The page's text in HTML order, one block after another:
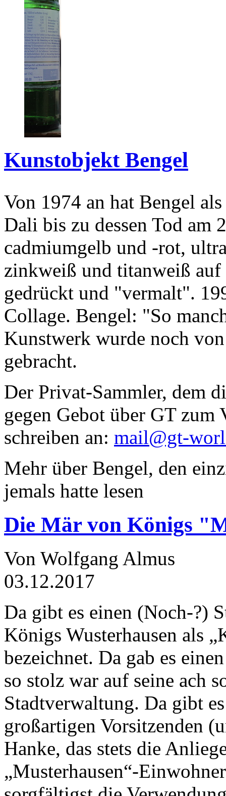
Kunstobjekt Bengel
Von 1974 an hat Bengel
Dali bis zu dessen Tod am
cadmiumgelb und -rot,
zinkweiß und titanweiß
gedrückt und "vermalt".
Collage. Bengel: "So
Kunstwerk wurde noch
gebracht.
Der Privat-Sammler, dem
gegen Gebot über GT zum
schreiben an: mail@gt-
Mehr über Bengel, den
jemals hatte lesen
Die Mär von Königs
Von Wolfgang Almus
03.12.2017
Da gibt es einen (Noch-?)
Königs Wusterhausen als
bezeichnet. Da gab es
so stolz war auf seine ach
Stadtverwaltung. Da gibt
großartigen Vorsitzenden
Hanke, das stets die
„Musterhausen“-